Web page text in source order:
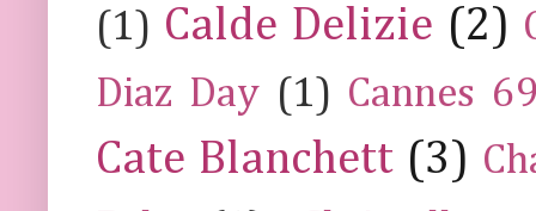
(1) Calde Delizie (2)
Diaz Day (1) Cannes
Cate Blanchett (3)